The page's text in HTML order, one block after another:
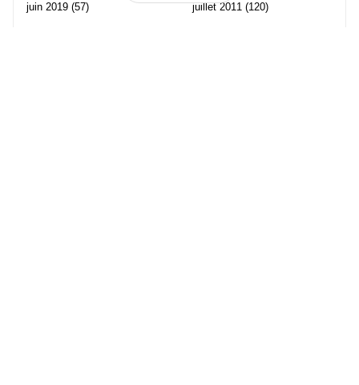
juin 2019 (57) juillet 2011 (120)